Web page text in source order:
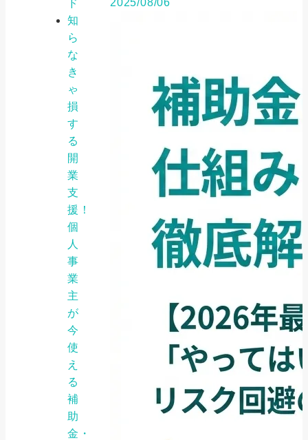
ド
知
ら
な
き
ゃ
損
す
る
開
業
支
援！
個
人
事
業
主
が
今
使
え
る
補
助
金・
2025/08/06